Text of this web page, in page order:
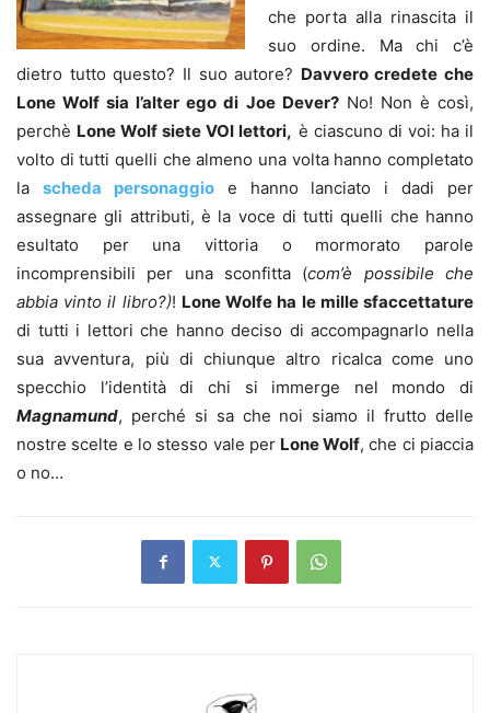
che porta alla rinascita il
suo ordine. Ma chi c’è
dietro tutto questo? Il suo autore? Davvero credete che
Lone Wolf sia l’alter ego di Joe Dever?No! Non è così,
perchè Lone Wolf siete VOI lettori, è ciascuno di voi: ha il
volto di tutti quelli che almeno una volta hanno completato
la scheda personaggioe hanno lanciato i dadi per
assegnare gli attributi, è la voce di tutti quelli che hanno
esultato per una vittoria o mormorato parole
incomprensibili per una sconfitta (com’è possibile che
abbia vinto il libro?)! Lone Wolfe ha le mille sfaccettature
di tutti i lettori che hanno deciso di accompagnarlo nella
sua avventura, più di chiunque altro ricalca come uno
specchio l’identità di chi si immerge nel mondo di
Magnamund, perché si sa che noi siamo il frutto delle
nostre scelte e lo stesso vale per Lone Wolf, che ci piaccia
o no…